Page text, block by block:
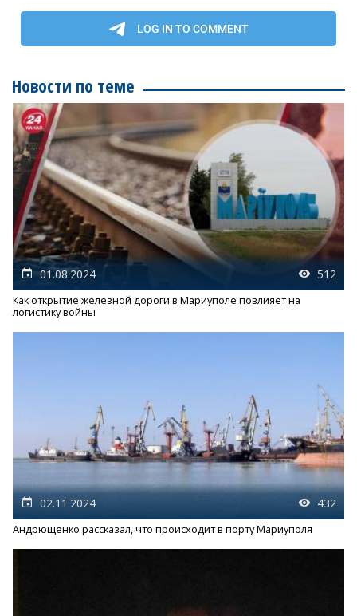
Новости по теме
01.08.2024 512
Как открытие железной дороги в Мариуполе повлияет на
логистику войны
02.11.2024 432
Андрющенко рассказал, что происходит в порту Мариуполя